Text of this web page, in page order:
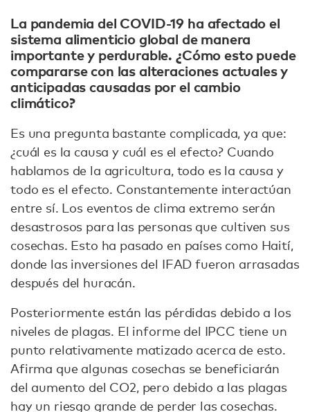
La pandemia del COVID-19 ha afectado el
sistema alimenticio global de manera
importante y perdurable. ¿Cómo esto puede
compararse con las alteraciones actuales y
anticipadas causadas por el cambio
climático?
Es una pregunta bastante complicada, ya que:
¿cuál es la causa y cuál es el efecto? Cuando
hablamos de la agricultura, todo es la causa y
todo es el efecto. Constantemente interactúan
entre sí. Los eventos de clima extremo serán
desastrosos para las personas que cultiven sus
cosechas. Esto ha pasado en países como Haití,
donde las inversiones del IFAD fueron arrasadas
después del huracán.
Posteriormente están las pérdidas debido a los
niveles de plagas. El informe del IPCC tiene un
punto relativamente matizado acerca de esto.
Afirma que algunas cosechas se beneficiarán
del aumento del CO2, pero debido a las plagas
hay un riesgo grande de perder las cosechas.